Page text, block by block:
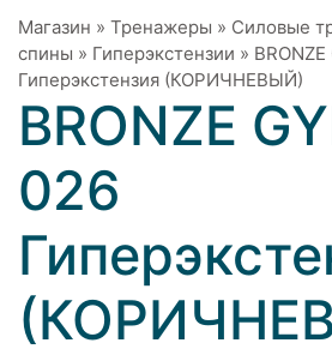
Магазин » Тренажеры » Силовые
спины » Гиперэкстензии »
Гиперэкстензия (КОРИЧНЕВЫЙ)
BRONZE
026